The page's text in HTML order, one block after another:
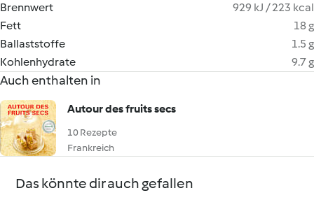
Brennwert
929 kJ / 223 kcal
Fett
18 g
Ballaststoffe
1.5 g
Kohlenhydrate
9.7 g
Auch enthalten in
Autour des fruits secs
10 Rezepte
Frankreich
Das könnte dir auch gefallen